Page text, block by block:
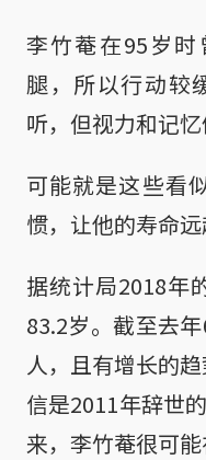
李竹菴在95岁
腿，所以行动较
听，但视力和记
可能就是这些看
惯，让他的寿命远
据统计局2018年
83.2岁。截至去
人，且有增长的
信是2011年辞世
来，李竹菴很可